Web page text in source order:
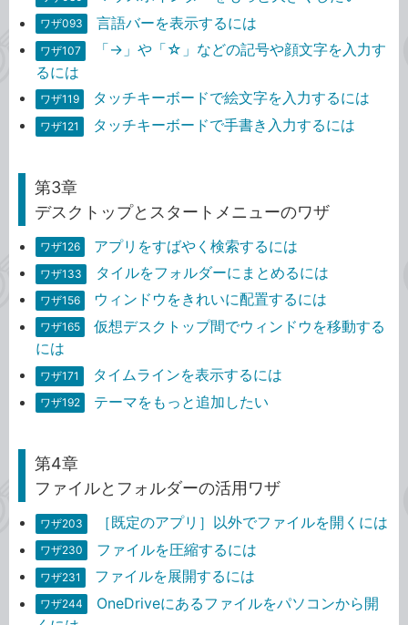
ワザ093 言語バーを表示するには
ワザ107
「→」や「☆」などの記号や顔文字を入力す
るには
ワザ119 タッチキーボードで絵文字を入力するには
ワザ121 タッチキーボードで手書き入力するには
第3章
デスクトップとスタートメニューのワザ
ワザ126 アプリをすばやく検索するには
ワザ133 タイルをフォルダーにまとめるには
ワザ156 ウィンドウをきれいに配置するには
ワザ165
仮想デスクトップ間でウィンドウを移動する
には
ワザ171 タイムラインを表示するには
ワザ192 テーマをもっと追加したい
第4章
ファイルとフォルダーの活用ワザ
ワザ203 ［既定のアプリ］以外でファイルを開くには
ワザ230 ファイルを圧縮するには
ワザ231 ファイルを展開するには
ワザ244
OneDriveにあるファイルをパソコンから開